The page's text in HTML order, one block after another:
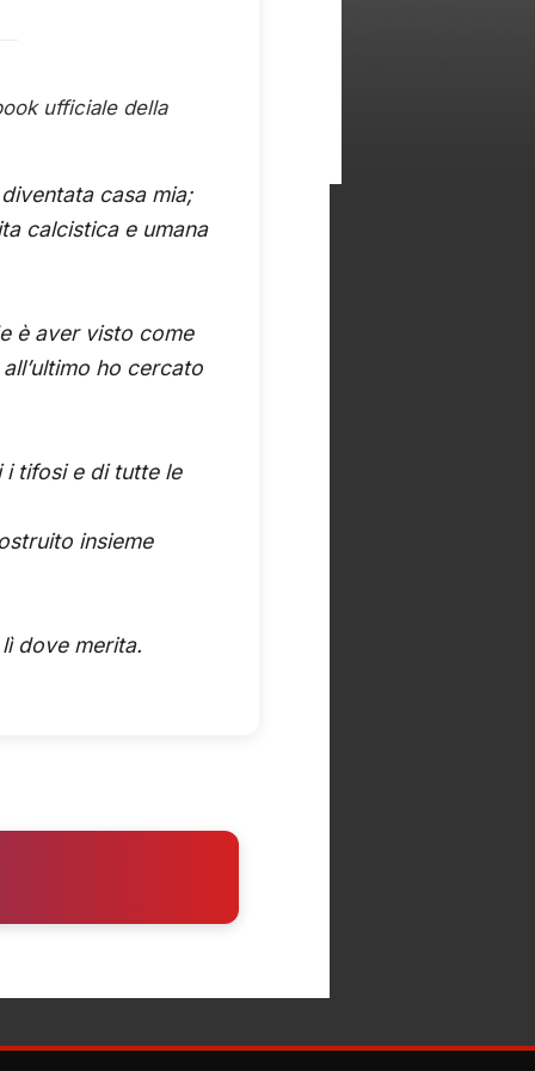
ufficiale della
casa mia;
calcistica e umana
è aver visto come
ho cercato
i tifosi e di tutte le
insieme
dove merita.